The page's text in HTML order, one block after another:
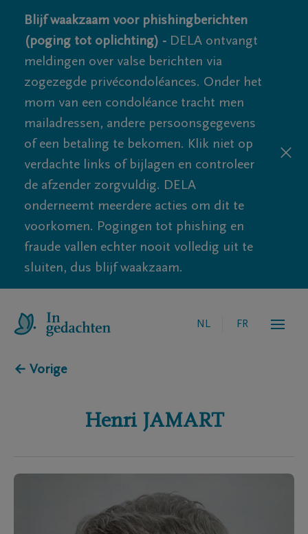
Blijf waakzaam voor phishingberichten
(poging tot oplichting) - DELA ontvangt
meldingen over valse berichten via
zogezegde privécondoléances. Onder het
mom van een condoléance tracht men
mailadressen, andere persoonsgegevens
of een betaling te bekomen. Klik niet op
verdachte links of bijlagen en controleer
de afzender zorgvuldig. DELA
onderneemt meerdere acties om dit te
voorkomen. Pogingen tot phishing en
fraude vallen echter nooit volledig uit te
sluiten, dus blijf waakzaam.
NL FR
← Vorige
Henri JAMART